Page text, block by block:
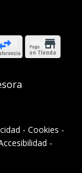
- Cookies -
-